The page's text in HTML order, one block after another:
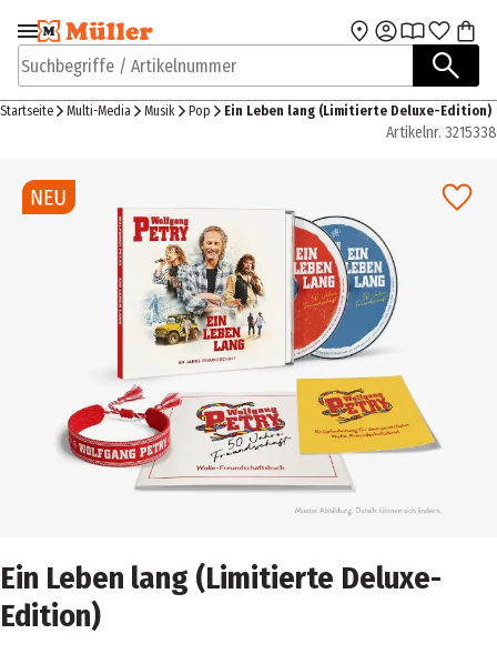
Zur Navigation
springen
Zum Hauptinhalt
Suchbegriffe / Artikelnummer
Startseite Multi-Media Musik Pop Ein Leben lang (Limitierte Deluxe-Edition)
Artikelnr. 3215338
Ein Leben lang (Limitierte Deluxe-
Edition)